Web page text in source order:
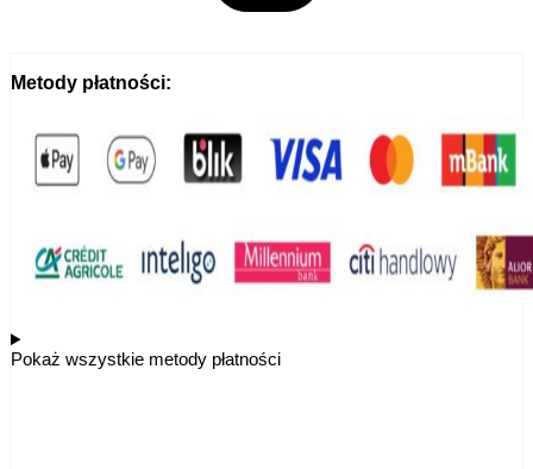
Metody płatności:
Pokaż wszystkie metody płatności